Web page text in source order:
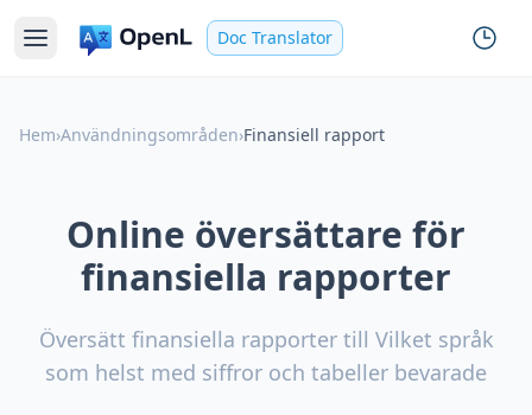
Doc Translator
Hem›Användningsområden›Finansiell rapport
Online översättare för
finansiella rapporter
Översätt finansiella rapporter till Vilket språk
som helst med siffror och tabeller bevarade